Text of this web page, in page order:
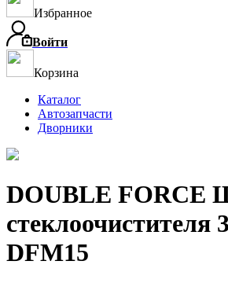
Избранное
Войти
Корзина
Каталог
Автозапчасти
Дворники
DOUBLE FORCE
стеклоочистителя
DFM15